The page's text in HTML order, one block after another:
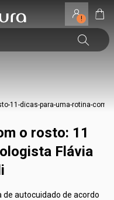
!
11-dicas-para-uma-rotina-
o rosto: 11
Flávia
autocuidado de acordo